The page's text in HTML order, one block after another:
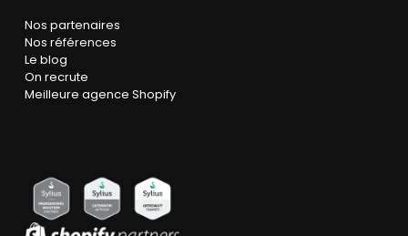
Nos partenaires
Nos références
Le blog
On recrute
Meilleure agence Shopify